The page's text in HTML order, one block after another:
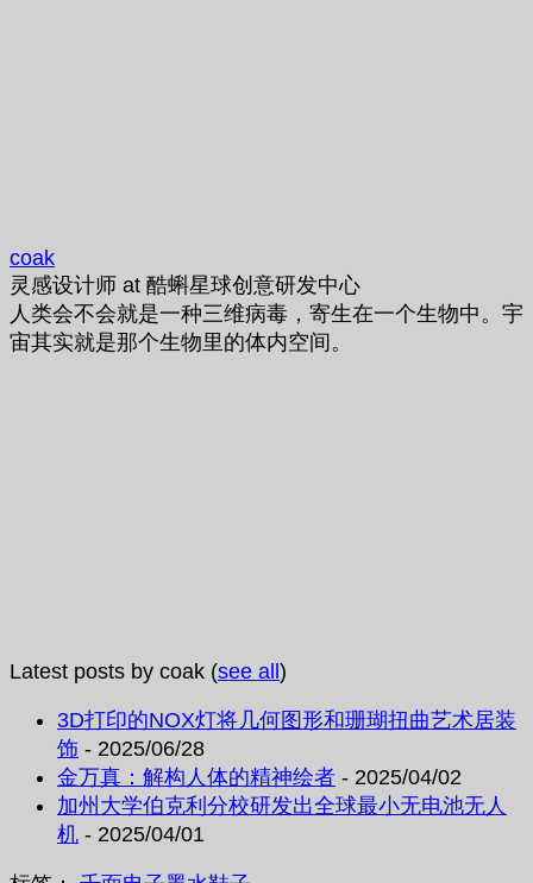
coak
灵感设计师 at 酷蝌星球创意研发中心
人类会不会就是一种三维病毒，寄生在一个生物中。宇
宙其实就是那个生物里的体内空间。
Latest posts by coak (see all)
3D打印的NOX灯将几何图形和珊瑚扭曲艺术居装
饰 - 2025/06/28
金万真：解构人体的精神绘者 - 2025/04/02
加州大学伯克利分校研发出全球最小无电池无人
机 - 2025/04/01